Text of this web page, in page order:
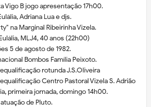
Vigo B jogo apresentação 17h00.
Adriana Lua e djs.
na Marginal Ribeirinha Vizela.
MLJ4, 40 anos (22h00)
5 de agosto de 1982.
Bombos Família Peixoto.
rotunda J.S.Oliveira
Centro Pastoral Vizela S. Adrião
primeira jornada, domingo 14h00.
de Pluto.